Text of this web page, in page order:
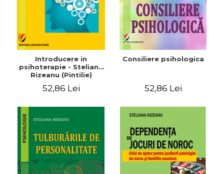
Introducere in
psihoterapie - Steliana
Rizeanu (Pintilie)
52,86 Lei
Consiliere psihologica
52,86 Lei